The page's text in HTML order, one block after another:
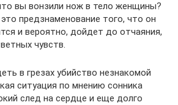
вы вонзили нож в тело женщины?
предзнаменование того, что он
и вероятно, дойдет до отчаяния,
чувств.
в грезах убийство незнакомой
ситуация по мнению сонника
след на сердце и еще долго